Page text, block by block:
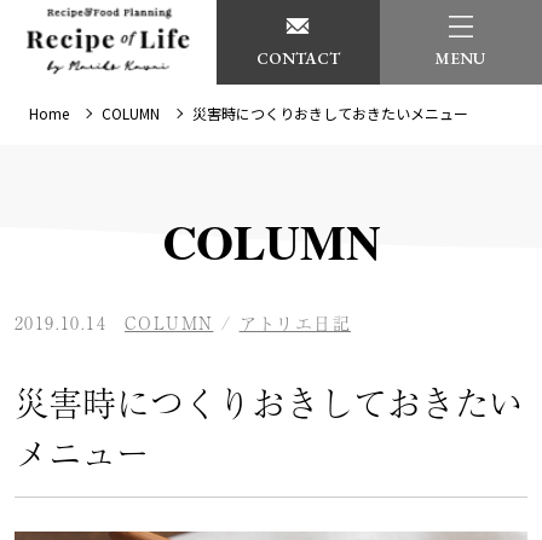
CONTACT MENU
Home COLUMN 災害時につくりおきしておきたいメニュー
COLUMN
2019.10.14 COLUMN / アトリエ日記
災害時につくりおきしておきたい
メニュー